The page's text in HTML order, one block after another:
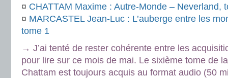
¤ CHATTAM Maxime : Autre-Monde – Neverland,
¤ MARCASTEL Jean-Luc : L’auberge entre les
tome 1
→ J’ai tenté de rester cohérente entre les
pour lire sur ce mois de mai. Le sixième tome de
Chattam est toujours acquis au format audio (50